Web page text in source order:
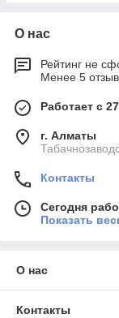
О нас
Рейтинг не
Менее 5
Работает с
г. Алматы
Контакты
Сегодня
Показать
О нас
Контакты